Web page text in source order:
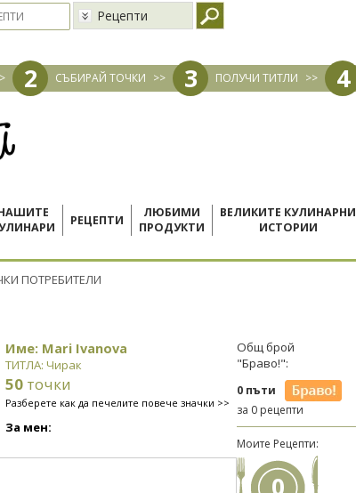
Рецепти
2 СЪБИРАЙ ТОЧКИ >> 3 ПОЛУЧИ ТИТЛИ >> 4
РЕЦЕПТИ
ЛЮБИМИ
ПРОДУКТИ
ВЕЛИКИТЕ КУЛИНАРНИ
ИСТОРИИ
ПОТРЕБИТЕЛИ
Име: Mari Ivanova
ТИТЛА: Чирак
50 точки
Разберете как да печелите повече значки >>
За мен:
Общ брой
"Браво!":
0 пъти
за 0 рецепти
Моите Рецепти: